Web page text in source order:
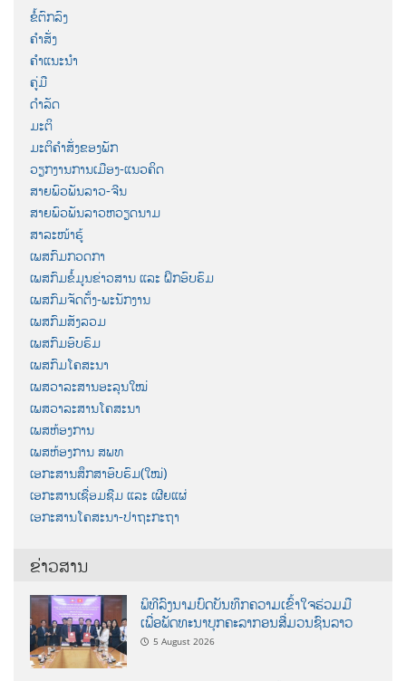
ຂໍ້ຕົກລົງ
ຄຳສັ່ງ
ຄຳແນະນຳ
ຄູ່ມື
ດຳລັດ
ມະຕິ
ມະຕິຄຳສັ່ງຂອງພັກ
ວຽກງານການເມືອງ-ແນວຄິດ
ສາຍພົວພັນລາວ-ຈີນ
ສາຍພົວພັນລາວຫວຽດນາມ
ສາລະໜ້າຮູ້
ເພສກົມກວດກາ
ເພສກົມຂໍ້ມູນຂ່າວສານ ແລະ ຝຶກອົບຮົມ
ເພສກົມຈັດຕັ້ງ-ພະນັກງານ
ເພສກົມສັງລວມ
ເພສກົມອົບຮົມ
ເພສກົມໂຄສະນາ
ເພສວາລະສານອະລຸນໃໝ່
ເພສວາລະສານໂຄສະນາ
ເພສຫ້ອງການ
ເພສຫ້ອງການ ສພທ
ເອກະສານສຶກສາອົບຮົມ(ໃໝ່)
ເອກະສານເຊື່ອມຊືມ ແລະ ເຜີຍແຜ່
ເອກະສານໂຄສະນາ-ປາຖະກະຖາ
ຂ່າວສານ
ພິທີລົງນາມບົດບັນທຶກຄວາມເຂົ້າໃຈຮ່ວມມື
ເພື່ອພັດທະນາບຸກຄະລາກອນສື່ມວນຊົນລາວ
5 August 2026